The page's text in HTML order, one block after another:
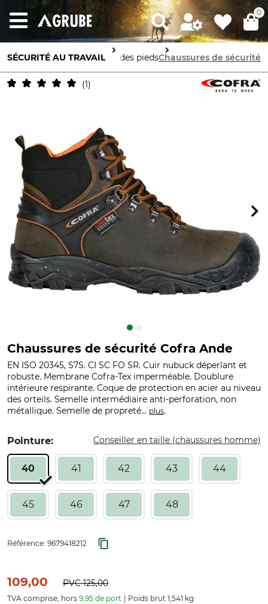
0
SÉCURITÉ AU TRAVAILProtection des piedsChaussures de sécurité
1
Chaussures de sécurité Cofra Ande
EN ISO 20345, S7S. CI SC FO SR. Cuir nubuck déperlant et
robuste. Membrane Cofra-Tex imperméable. Doublure
intérieure respirante. Coque de protection en acier au niveau
des orteils. Semelle intermédiaire anti-perforation, non
métallique. Semelle de propreté... plus.
Pointure: Conseiller en taille (chaussures homme)
40 41 42 43 44
45 46 47 48
Référence: 9679418212
109,00 PVC125,00
TVA comprise, hors 9,95 de port Poids brut 1,541 kg